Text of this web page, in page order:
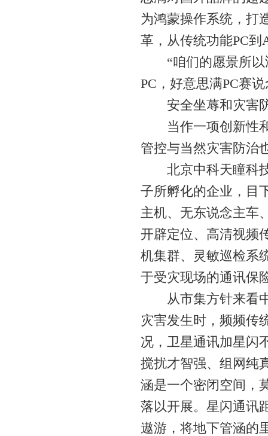
为鸿蒙操作系统，打
革，从传统功能PC
“咱们的愿景所以
PC，好意思满PC赛
安全坐蓐和灾害
当作一项创新性和
管控与当然灾害防治
北京中科天瞳科技
子所孵化的企业，目
主机、无东说念主车
开辟定位、高清视频
机集群、灵敏巡检系
于受灾现场的通讯保
从市集方针来看中
灾害发生时，频频传
况，卫星通讯加星闪
搅扰才智强、组网纯
涵是一个密闭空间，
落以开展。星闪通讯
遨游，将地下管涵的